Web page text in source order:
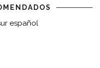
español